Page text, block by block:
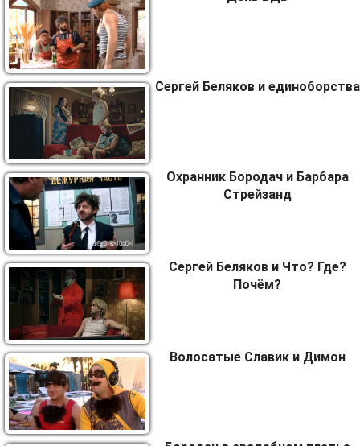
Сергей Беляков и единоборства
Охранник Бородач и Барбара
Стрейзанд
Сергей Беляков и Что? Где?
Почём?
Волосатые Славик и Димон